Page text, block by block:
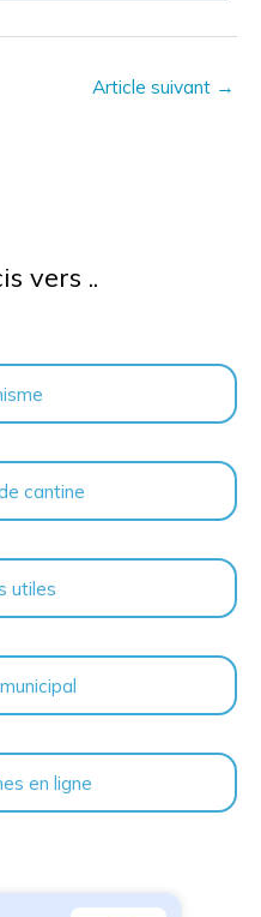
Article suivant →
vers ..
cantine
utiles
en ligne